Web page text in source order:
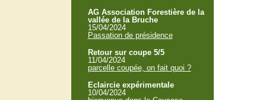
AG Association Forestière de la
vallée de la Bruche
15/04/2024
Passation de présidence
Retour sur coupe 5/5
11/04/2024
parcelle coupée, on fait quoi ?
Eclaircie expérimentale
10/04/2024